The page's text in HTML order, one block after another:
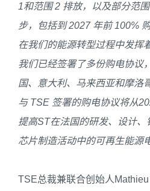
1和范围2 排放，以及部分范围
步，包括到2027 年前100%
在我们的能源转型过程中发挥
我们已经签署了多份购电协议
国、意大利、马来西亚和摩洛
与TSE 签署的购电协议将从
提高ST在法国的研发、设计
芯片制造活动中的可再生能源
TSE总裁兼联合创始人Mathieu